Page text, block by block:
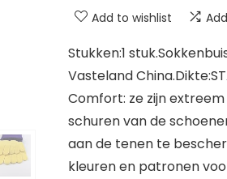
Add to wishlist
Stukken:1
Vasteland
Comfort: ze zijn
schuren van de
aan de tenen te
kleuren en patronen